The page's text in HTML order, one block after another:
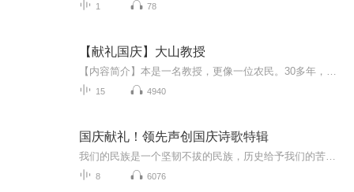
1 78
【献礼国庆】大山教授
15 4940
国庆献礼！领先声创国庆诗歌特辑
8 6076